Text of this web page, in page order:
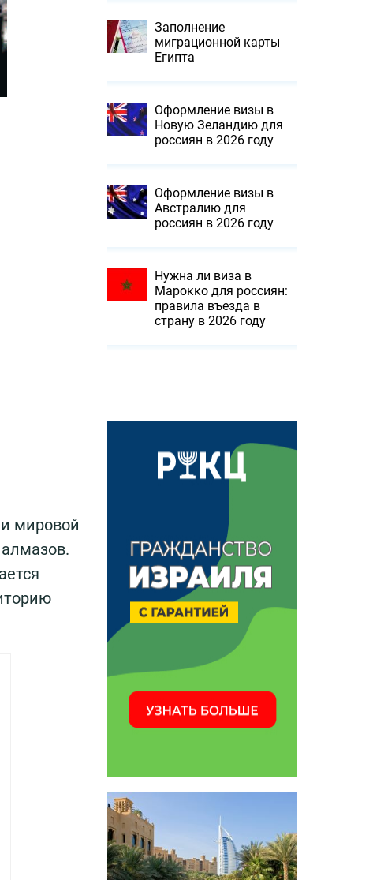
мировой
Заполнение
миграционной карты
Египта
Оформление визы в
Новую Зеландию для
россиян в 2026 году
Оформление визы в
Австралию для
россиян в 2026 году
Нужна ли виза в
Марокко для россиян:
правила въезда в
страну в 2026 году